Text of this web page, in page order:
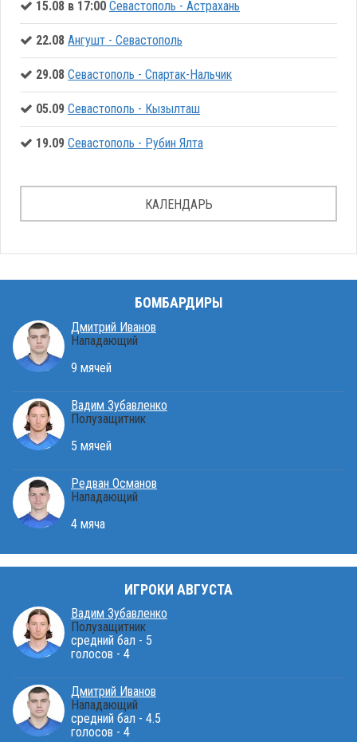
15.08 в 17:00 Севастополь - Астрахань
22.08 Ангушт - Севастополь
29.08 Севастополь - Спартак-Нальчик
05.09 Севастополь - Кызылташ
19.09 Севастополь - Рубин Ялта
КАЛЕНДАРЬ
БОМБАРДИРЫ
Дмитрий Иванов
Нападающий
9 мячей
Вадим Зубавленко
Полузащитник
5 мячей
Редван Османов
Нападающий
4 мяча
ИГРОКИ АВГУСТА
Вадим Зубавленко
Полузащитник
средний бал - 5
голосов - 4
Дмитрий Иванов
Нападающий
средний бал - 4.5
голосов - 4